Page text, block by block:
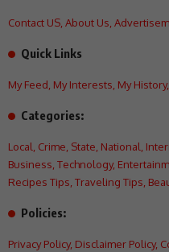
Contact US About Us
Quick Links
My Feed My Interests My History,
Categories:
Local Crime State National
Business Technology,
Recipes Tips Traveling Tips
Policies:
Privacy Policy, Disclaimer Policy,